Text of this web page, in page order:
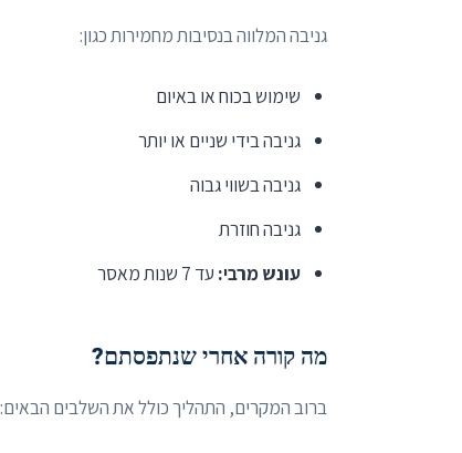
גניבה המלווה בנסיבות מחמירות כגון:
שימוש בכוח או באיום
גניבה בידי שניים או יותר
גניבה בשווי גבוה
גניבה חוזרת
עונש מרבי: עד 7 שנות מאסר
מה קורה אחרי שנתפסתם?
ברוב המקרים, התהליך כולל את השלבים הבאים: